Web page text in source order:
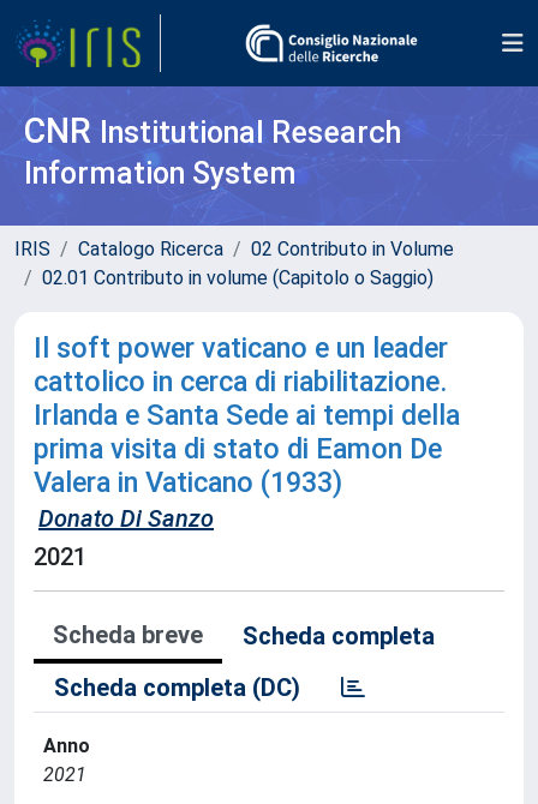
CNR Institutional Research
Information System
IRIS Catalogo Ricerca
02 Contributo in Volume
02.01 Contributo in volume (Capitolo o Saggio)
Il soft power vaticano e un leader
cattolico in cerca di riabilitazione.
Irlanda e Santa Sede ai tempi della
prima visita di stato di Eamon De
Valera in Vaticano (1933)
Donato Di Sanzo
2021
Scheda breve
Scheda completa
Scheda completa (DC)
Anno
2021